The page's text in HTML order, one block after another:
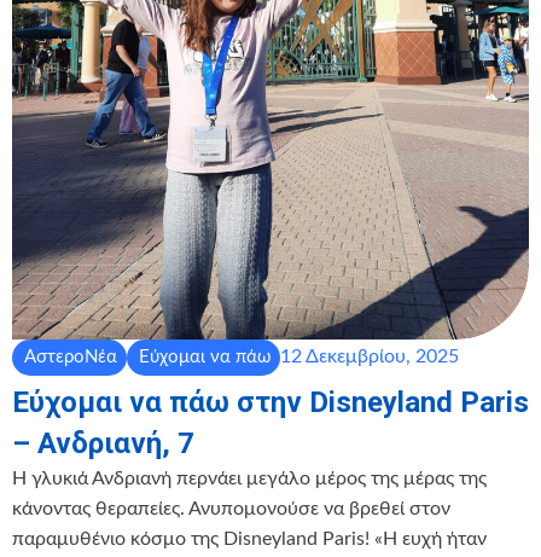
ΑστεροΝέα Εύχομαι να πάω 12 Δεκεμβρίου, 2025
Εύχομαι να πάω στην Disneyland Paris
– Ανδριανή, 7
Η γλυκιά Ανδριανή περνάει μεγάλο μέρος της μέρας της
κάνοντας θεραπείες. Ανυπομονούσε να βρεθεί στον
παραμυθένιο κόσμο της Disneyland Paris! «Η ευχή ήταν